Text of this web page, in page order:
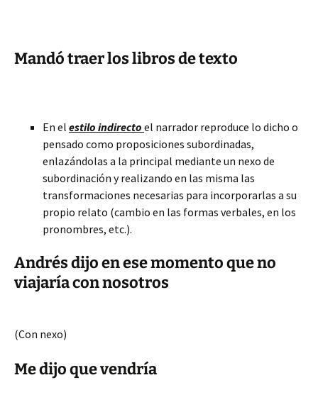
Mandó traer los libros de texto
En el estilo indirecto el narrador reproduce lo dicho o
pensado como proposiciones subordinadas,
enlazándolas a la principal mediante un nexo de
subordinación y realizando en las misma las
transformaciones necesarias para incorporarlas a su
propio relato (cambio en las formas verbales, en los
pronombres, etc.).
Andrés dijo en ese momento que no
viajaría con nosotros
(Con nexo)
Me dijo que vendría